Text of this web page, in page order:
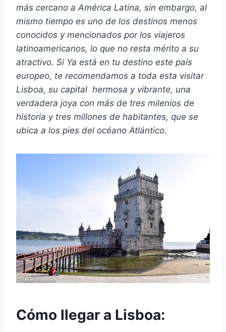
más cercano a América Latina, sin embargo, al
mismo tiempo es uno de los destinos menos
conocidos y mencionados por los viajeros
latinoamericanos, lo que no resta mérito a su
atractivo. Si Ya está en tu destino este país
europeo, te recomendamos a toda esta visitar
Lisboa, su capital hermosa y vibrante, una
verdadera joya con más de tres milenios de
historia y tres millones de habitantes, que se
ubica a los pies del océano Atlántico.
Cómo llegar a Lisboa: